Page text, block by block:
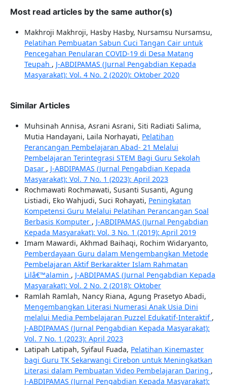
Most read articles by the same author(s)
Makhroji Makhroji, Hasby Hasby, Nursamsu Nursamsu,
Pelatihan Pembuatan Sabun Cuci Tangan Cair untuk
Pencegahan Penularan COVID-19 di Desa Matang
Teupah , J-ABDIPAMAS (Jurnal Pengabdian Kepada
Masyarakat): Vol. 4 No. 2 (2020): Oktober 2020
Similar Articles
Muhsinah Annisa, Asrani Asrani, Siti Radiati Salima,
Mutia Handayani, Laila Norhayati, Pelatihan
Perancangan Pembelajaran Abad- 21 Melalui
Pembelajaran Terintegrasi STEM Bagi Guru Sekolah
Dasar , J-ABDIPAMAS (Jurnal Pengabdian Kepada
Masyarakat): Vol. 7 No. 1 (2023): April 2023
Rochmawati Rochmawati, Susanti Susanti, Agung
Listiadi, Eko Wahjudi, Suci Rohayati, Peningkatan
Kompetensi Guru Melalui Pelatihan Perancangan Soal
Berbasis Komputer , J-ABDIPAMAS (Jurnal Pengabdian
Kepada Masyarakat): Vol. 3 No. 1 (2019): April 2019
Imam Mawardi, Akhmad Baihaqi, Rochim Widaryanto,
Pemberdayaan Guru dalam Mengembangkan Metode
Pembelajaran Aktif Berkarakter Islam Rahmatan
Lilâ€™alamin , J-ABDIPAMAS (Jurnal Pengabdian Kepada
Masyarakat): Vol. 2 No. 2 (2018): Oktober
Ramlah Ramlah, Nancy Riana, Agung Prasetyo Abadi,
Mengembangkan Literasi Numerasi Anak Usia Dini
melalui Media Pembelajaran Puzzel Edukatif-Interaktif ,
J-ABDIPAMAS (Jurnal Pengabdian Kepada Masyarakat):
Vol. 7 No. 1 (2023): April 2023
Latipah Latipah, Syifaul Fuada, Pelatihan Kinemaster
bagi Guru TK Sekarwangi Cirebon untuk Meningkatkan
Literasi dalam Pembuatan Video Pembelajaran Daring ,
J-ABDIPAMAS (Jurnal Pengabdian Kepada Masyarakat):